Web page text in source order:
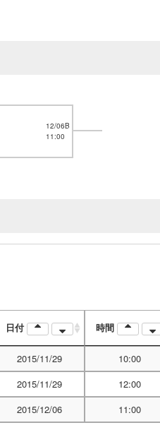
12/06B
11:00
日付 時間
2015/11/29 10:00
2015/11/29 12:00
2015/12/06 11:00